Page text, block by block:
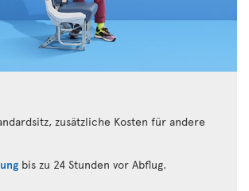
zusätzliche Kosten für andere
bis zu 24 Stunden vor Abflug.